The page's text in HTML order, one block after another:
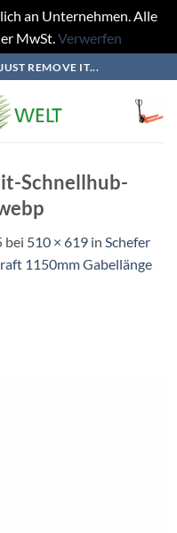
an Unternehmen. Alle
MwSt.Verwerfen
REMOVE IT...
Schnellhub-
bei 510 × 619 in Schefer
1150mm Gabellänge